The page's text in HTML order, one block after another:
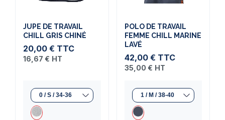
JUPE DE TRAVAIL
CHILL GRIS CHINÉ
20,00 € TTC
16,67 € HT
POLO DE TRAVAIL
FEMME CHILL MARINE
LAVÉ
42,00 € TTC
35,00 € HT